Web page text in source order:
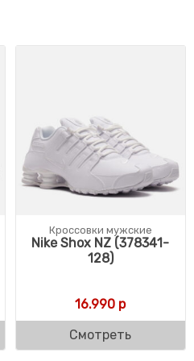
Кроссовки мужские
Nike Shox NZ (378341-
128)
16.990 р
Смотреть